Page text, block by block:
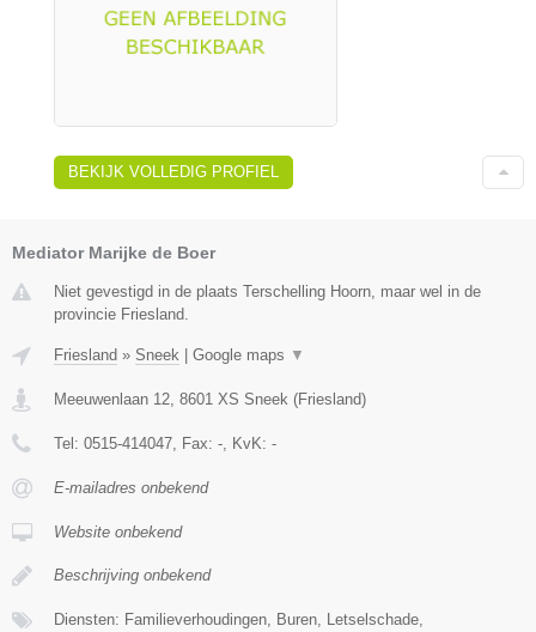
BEKIJK VOLLEDIG PROFIEL
Mediator Marijke de Boer
Niet gevestigd in de plaats Terschelling Hoorn, maar wel in de
provincie Friesland.
Friesland » Sneek Google maps ▼
Meeuwenlaan 12, 8601 XS Sneek (Friesland)
Tel: 0515-414047, Fax: -, KvK: -
E-mailadres onbekend
Website onbekend
Beschrijving onbekend
Diensten: Familieverhoudingen, Buren, Letselschade,